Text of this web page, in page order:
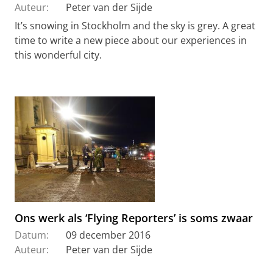
Auteur:
Peter van der Sijde
It’s snowing in Stockholm and the sky is grey. A great
time to write a new piece about our experiences in
this wonderful city.
Ons werk als ‘Flying Reporters’ is soms zwaar
Datum:
09 december 2016
Auteur:
Peter van der Sijde